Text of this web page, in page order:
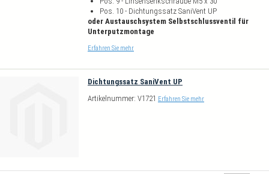
Pos. 10 - Dichtungssatz SaniVent UP
oder Austauschsystem Selbstschlussventil für
Unterputzmontage
Erfahren Sie mehr
Dichtungssatz SaniVent UP
Artikelnummer: V1721 Erfahren Sie mehr